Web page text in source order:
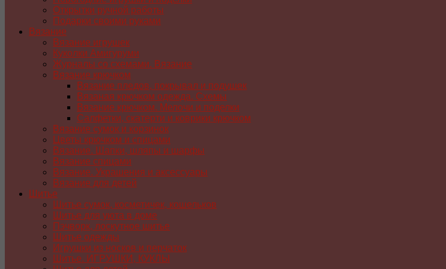
Открытки ручной работы
Подарки своими руками
Вязание
Вязание игрушек
Куколки Амигуруми
Журналы со схемами. Вязание
Вязание крючком
Вязание пледов, покрывал и подушек
Вязаная крючком одежда. Схемы
Вязание крючком. Мелочи и поделки
Салфетки, скатерти и коврики крючком
Вязание сумок и корзинок
Цветы крючком и спицами
Вязание. Шапки, шляпы и шарфы
Вязание спицами
Вязание. Украшения и аксессуары
Вязание для детей
Шитье
Шитье сумок, косметичек, кошельков
Шитье для уюта в доме
Пэчворк, лоскутное шитье
Шитье одежды
Игрушки из носков и перчаток
Шитье. ИГРУШКИ, КУКЛЫ